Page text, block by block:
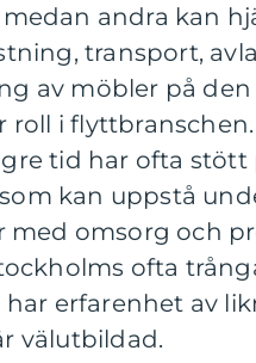
andra kan
transport,
av möbler på
roll i
tid har ofta stött
kan uppstå
omsorg och
ofta
erfarenhet av
välutbildad.